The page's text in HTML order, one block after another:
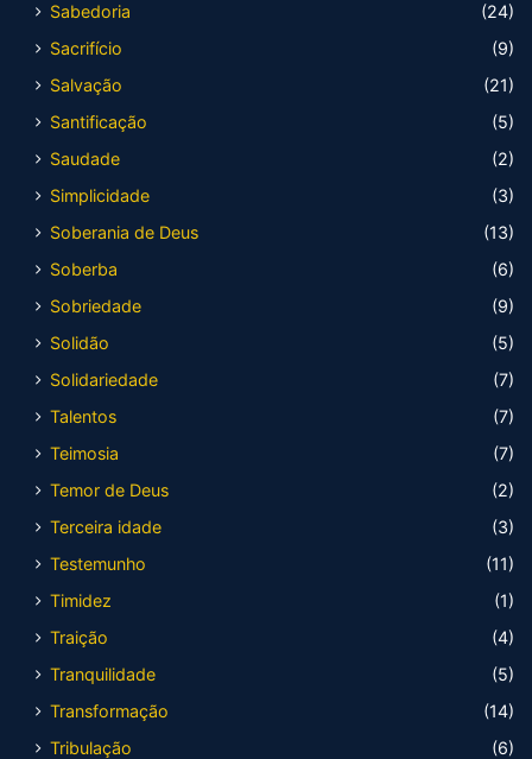
Sabedoria
(24)
Sacrifício
(9)
Salvação
(21)
Santificação
(5)
Saudade
(2)
Simplicidade
(3)
Soberania de Deus
(13)
Soberba
(6)
Sobriedade
(9)
Solidão
(5)
Solidariedade
(7)
Talentos
(7)
Teimosia
(7)
Temor de Deus
(2)
Terceira idade
(3)
Testemunho
(11)
Timidez
(1)
Traição
(4)
Tranquilidade
(5)
Transformação
(14)
Tribulação
(6)